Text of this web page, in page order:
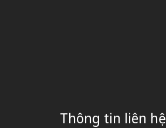
Thông tin liên hệ